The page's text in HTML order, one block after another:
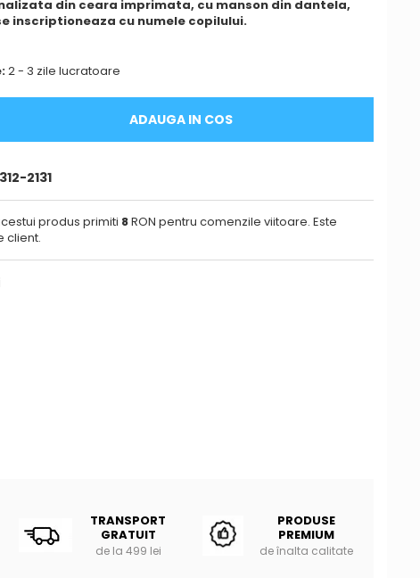
din ceara imprimata, cu manson din dantela,
inscriptioneaza cu numele copilului.
2 - 3 zile lucratoare
ADAUGA IN COS
2131
produs primiti 8RON pentru comenzile viitoare. Este
client.
TRANSPORT
GRATUIT
de la 499 lei
PRODUSE
PREMIUM
de înalta calitate